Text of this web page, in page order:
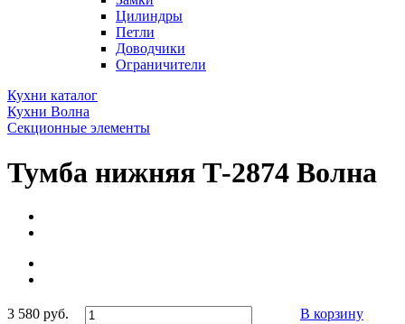
Цилиндры
Петли
Доводчики
Ограничители
Кухни каталог
Кухни Волна
Секционные элементы
Тумба нижняя Т-2874 Волна
3 580 руб.
В корзину